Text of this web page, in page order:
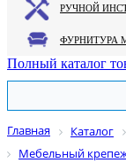
Полный каталог
Главная Каталог
Мебельный